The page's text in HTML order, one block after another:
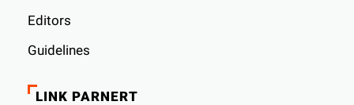
Editors
Guidelines
LINK PARNERT